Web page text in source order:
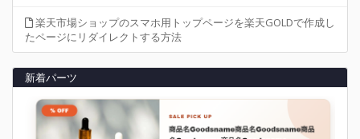
楽天市場ショップのスマホ用トップページを楽天GOLDで作成し
たページにリダイレクトする方法
新着パーツ